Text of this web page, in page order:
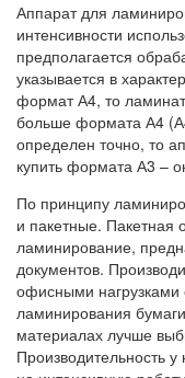
Аппарат для
интенсивности
предполагается
указывается в
формат А4, то
больше формата А4
определен точно, то
купить формата А3 –
По принципу
и пакетные. Пакетная
ламинирование,
документов.
офисными нагрузками
ламинирования
материалах лучше
Производительность